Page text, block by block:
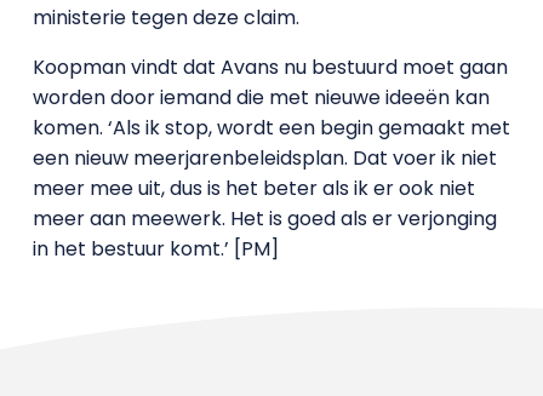
ministerie tegen deze claim.
Koopman vindt dat Avans nu bestuurd moet gaan
worden door iemand die met nieuwe ideeën kan
komen. ‘Als ik stop, wordt een begin gemaakt met
een nieuw meerjarenbeleidsplan. Dat voer ik niet
meer mee uit, dus is het beter als ik er ook niet
meer aan meewerk. Het is goed als er verjonging
in het bestuur komt.’ [PM]